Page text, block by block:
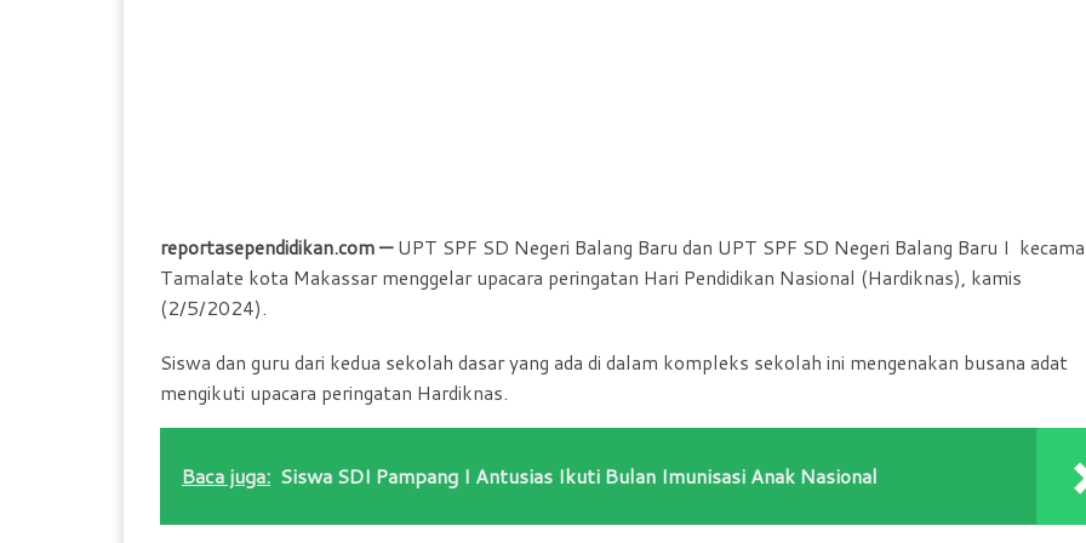
reportasependidikan.com —UPT SPF SD Negeri Balang Baru dan UPT SPF SD Negeri Balang Baru I
Tamalate kota Makassar menggelar upacara peringatan Hari Pendidikan Nasional (Hardiknas), kamis
(2/5/2024).
Siswa dan guru dari kedua sekolah dasar yang ada di dalam kompleks sekolah ini mengenakan busana adat
mengikuti upacara peringatan Hardiknas.
Baca juga: Siswa SDI Pampang I Antusias Ikuti Bulan Imunisasi Anak Nasional